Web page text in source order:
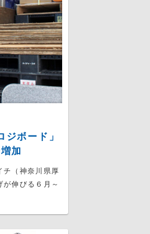
ボード」
加
チ（神奈川県厚
伸びる６月～